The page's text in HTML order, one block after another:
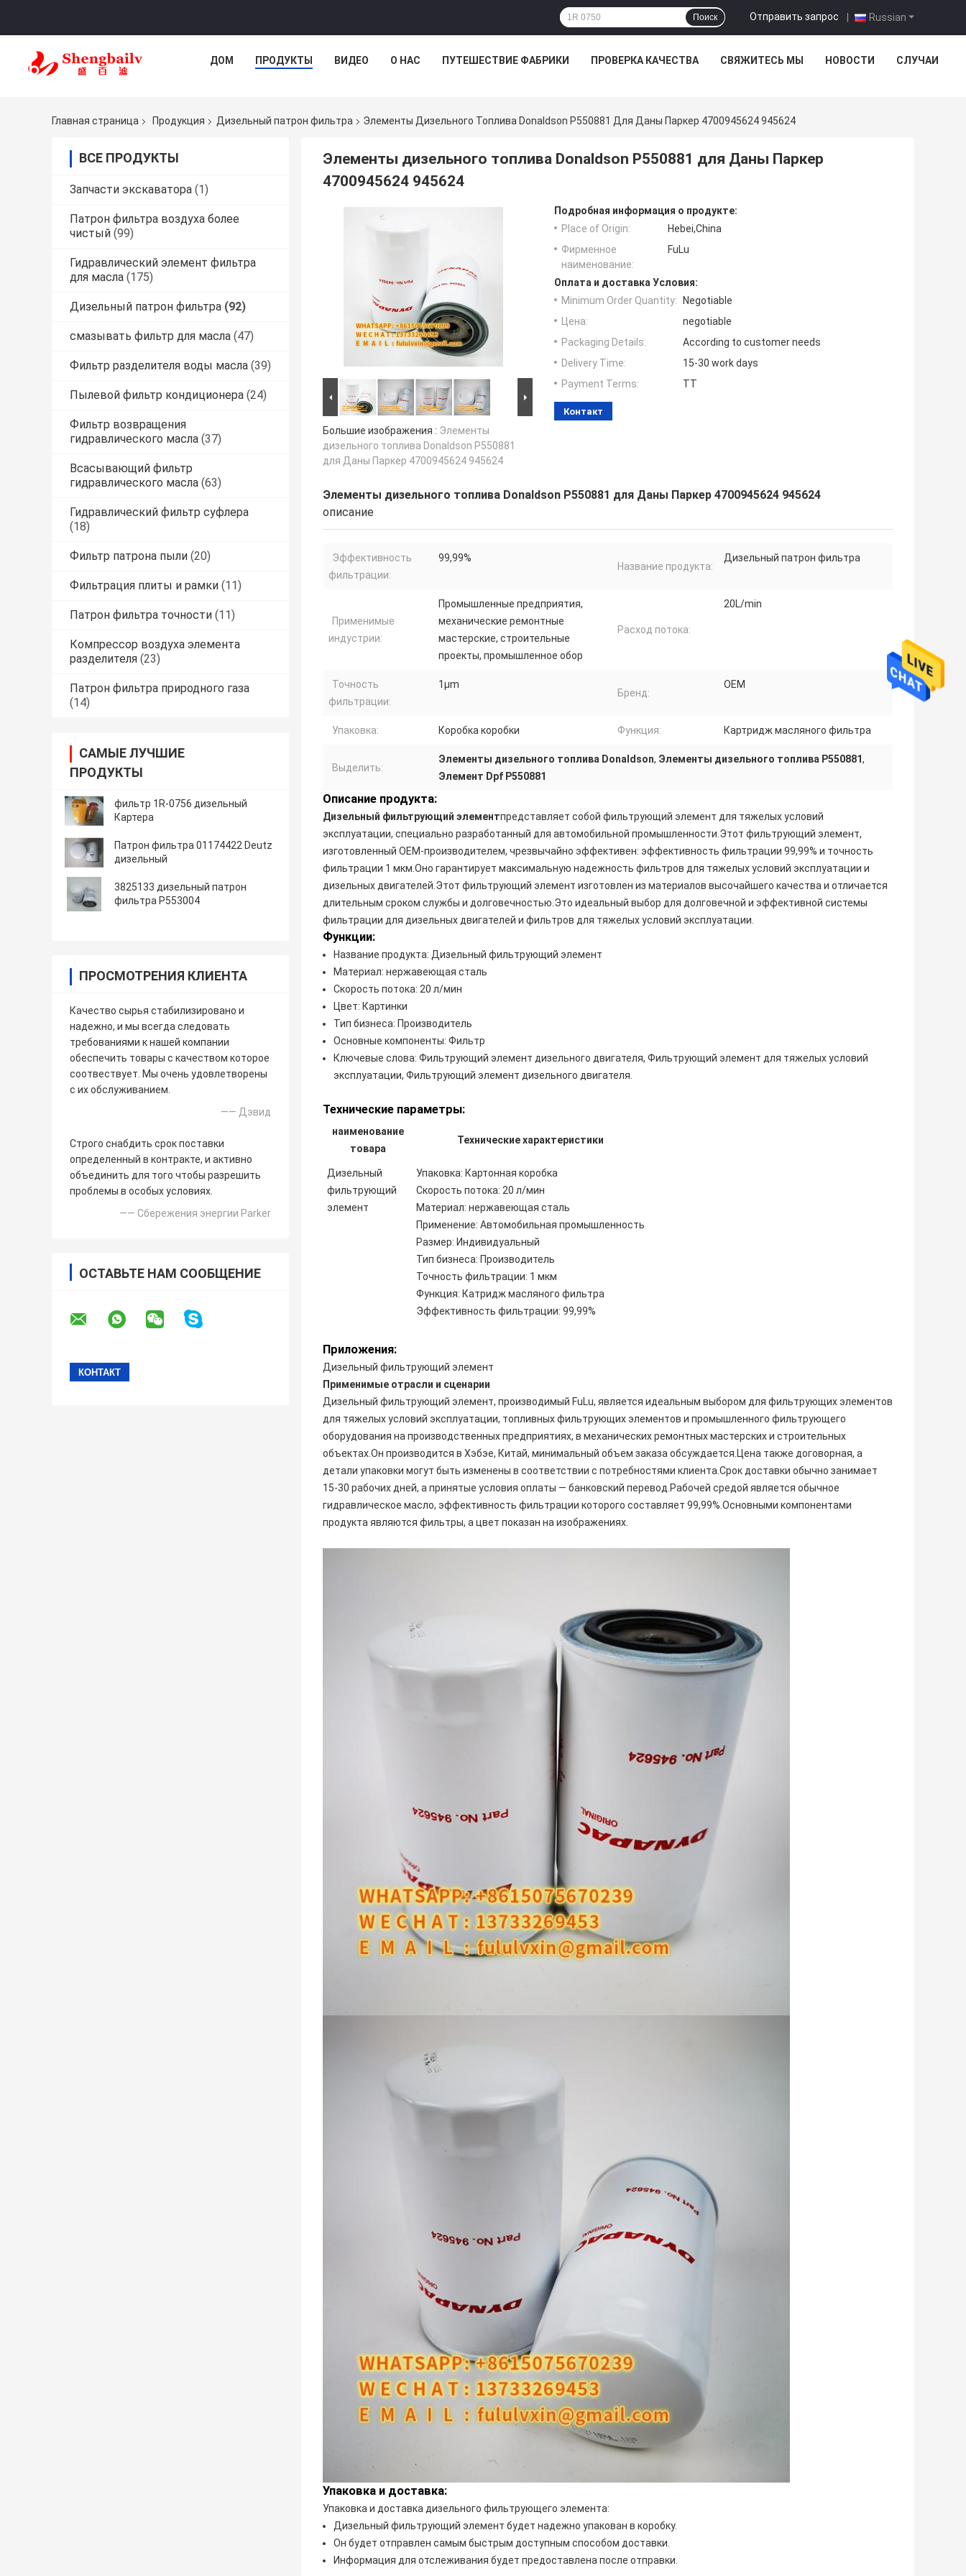
Russian
Отправить запрос |
Поиск
ДОМ ПРОДУКТЫ ВИДЕО О НАС ПУТЕШЕСТВИЕ ФАБРИКИ ПРОВЕРКА КАЧЕСТВА СВЯЖИТЕСЬ МЫ НОВОСТИ СЛУЧАИ
Главная страница Продукция Дизельный патрон фильтра Элементы Дизельного Топлива Donaldson P550881 Для Даны Паркер 4700945624 945624
ВСЕ ПРОДУКТЫ
Запчасти экскаватора (1)
Патрон фильтра воздуха более
чистый (99)
Гидравлический элемент фильтра
для масла (175)
Дизельный патрон фильтра (92)
смазывать фильтр для масла (47)
Фильтр разделителя воды масла (39)
Пылевой фильтр кондиционера (24)
Фильтр возвращения
гидравлического масла (37)
Всасывающий фильтр
гидравлического масла (63)
Гидравлический фильтр суфлера
(18)
Фильтр патрона пыли (20)
Фильтрация плиты и рамки (11)
Патрон фильтра точности (11)
Компрессор воздуха элемента
разделителя (23)
Патрон фильтра природного газа
(14)
САМЫЕ ЛУЧШИЕ
ПРОДУКТЫ
фильтр 1R-0756 дизельный
Картера
Патрон фильтра 01174422 Deutz
дизельный
3825133 дизельный патрон
фильтра P553004
ПРОСМОТРЕНИЯ КЛИЕНТА
Качество сырья стабилизировано и
надежно, и мы всегда следовать
требованиями к нашей компании
обеспечить товары с качеством которое
соотвествует. Мы очень удовлетворены
с их обслуживанием.
—— Дэвид
Строго снабдить срок поставки
определенный в контракте, и активно
объединить для того чтобы разрешить
проблемы в особых условиях.
—— Сбережения энергии Parker
ОСТАВЬТЕ НАМ СООБЩЕНИЕ
Элементы дизельного топлива Donaldson P550881 для Даны Паркер
4700945624 945624
Большие изображения : Элементы
дизельного топлива Donaldson P550881
для Даны Паркер 4700945624 945624
Подробная информация о продукте:
Place of Origin:
Hebei,China
Фирменное
наименование:
FuLu
Оплата и доставка Условия:
Minimum Order Quantity:
Negotiable
Цена:
negotiable
Packaging Details:
According to customer needs
Delivery Time:
15-30 work days
Payment Terms:
TT
Контакт
Элементы дизельного топлива Donaldson P550881 для Даны Паркер 4700945624 945624
описание
Эффективность
фильтрации:
99,99%
Название продукта:
Дизельный патрон фильтра
Применимые
индустрии:
Промышленные предприятия,
механические ремонтные
мастерские, строительные
проекты, промышленное обор
Расход потока:
20L/min
Точность
фильтрации:
1μm
Бренд:
OEM
Упаковка: Коробка коробки Функция: Картридж масляного фильтра
Выделить:
Элементы дизельного топлива Donaldson, Элементы дизельного топлива P550881,
Элемент Dpf P550881
Описание продукта:
Дизельный фильтрующий элементпредставляет собой фильтрующий элемент для тяжелых условий
эксплуатации, специально разработанный для автомобильной промышленности.Этот фильтрующий элемент,
изготовленный OEM-производителем, чрезвычайно эффективен: эффективность фильтрации 99,99% и точность
фильтрации 1 мкм.Оно гарантирует максимальную надежность фильтров для тяжелых условий эксплуатации и
дизельных двигателей.Этот фильтрующий элемент изготовлен из материалов высочайшего качества и отличается
длительным сроком службы и долговечностью.Это идеальный выбор для долговечной и эффективной системы
фильтрации для дизельных двигателей и фильтров для тяжелых условий эксплуатации.
Функции:
Название продукта: Дизельный фильтрующий элемент
Материал: нержавеющая сталь
Скорость потока: 20 л/мин
Цвет: Картинки
Тип бизнеса: Производитель
Основные компоненты: Фильтр
Ключевые слова: Фильтрующий элемент дизельного двигателя, Фильтрующий элемент для тяжелых условий
эксплуатации, Фильтрующий элемент дизельного двигателя.
Технические параметры:
наименование
товара
Технические характеристики
Дизельный
фильтрующий
элемент
Упаковка: Картонная коробка
Скорость потока: 20 л/мин
Материал: нержавеющая сталь
Применение: Автомобильная промышленность
Размер: Индивидуальный
Тип бизнеса: Производитель
Точность фильтрации: 1 мкм
Функция: Катридж масляного фильтра
Эффективность фильтрации: 99,99%
Приложения:
Дизельный фильтрующий элемент
Применимые отрасли и сценарии
Дизельный фильтрующий элемент, производимый FuLu, является идеальным выбором для фильтрующих элементов
для тяжелых условий эксплуатации, топливных фильтрующих элементов и промышленного фильтрующего
оборудования на производственных предприятиях, в механических ремонтных мастерских и строительных
объектах.Он производится в Хэбэе, Китай, минимальный объем заказа обсуждается.Цена также договорная, а
детали упаковки могут быть изменены в соответствии с потребностями клиента.Срок доставки обычно занимает
15-30 рабочих дней, а принятые условия оплаты — банковский перевод.Рабочей средой является обычное
гидравлическое масло, эффективность фильтрации которого составляет 99,99%.Основными компонентами
продукта являются фильтры, а цвет показан на изображениях.
Упаковка и доставка:
Упаковка и доставка дизельного фильтрующего элемента:
Дизельный фильтрующий элемент будет надежно упакован в коробку.
Он будет отправлен самым быстрым доступным способом доставки.
Информация для отслеживания будет предоставлена ​​после отправки.